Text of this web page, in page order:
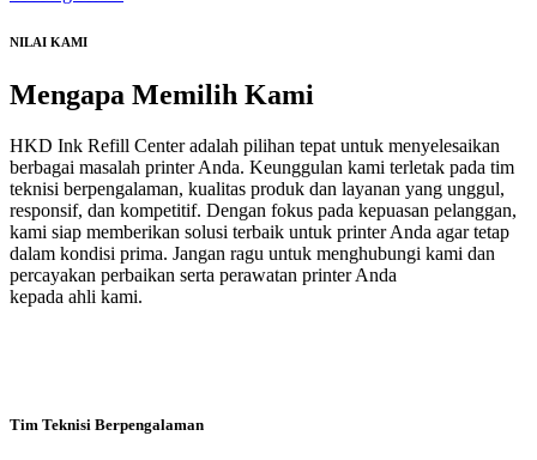
NILAI KAMI
Mengapa Memilih Kami
HKD Ink Refill Center adalah pilihan tepat untuk menyelesaikan
berbagai masalah printer Anda. Keunggulan kami terletak pada tim
teknisi berpengalaman, kualitas produk dan layanan yang unggul,
responsif, dan kompetitif. Dengan fokus pada kepuasan pelanggan,
kami siap memberikan solusi terbaik untuk printer Anda agar tetap
dalam kondisi prima. Jangan ragu untuk menghubungi kami dan
percayakan perbaikan serta perawatan printer Anda
kepada ahli kami.
Tim Teknisi Berpengalaman